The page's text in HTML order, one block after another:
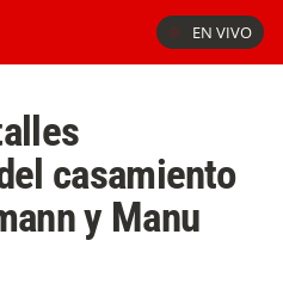
EN VIVO
casamiento
y Manu